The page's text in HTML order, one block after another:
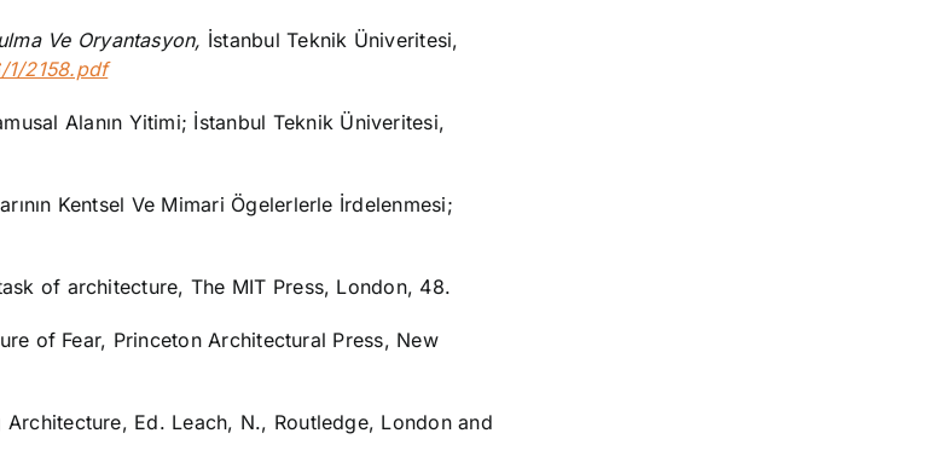
Ve Oryantasyon, İstanbul Teknik Üniveritesi,
1/2158.pdf
Alanın Yitimi; İstanbul Teknik Üniveritesi,
Kentsel Ve Mimari Ögelerlerle İrdelenmesi;
of architecture, The MIT Press, London, 48.
of Fear, Princeton Architectural Press, New
Ed. Leach, N., Routledge, London and